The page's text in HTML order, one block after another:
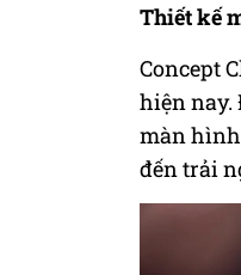
Thiết kế
Concept
hiện nay.
màn hình
đến trải